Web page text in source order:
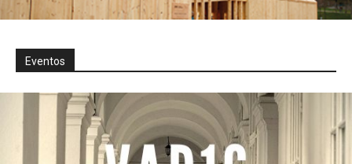
Eventos